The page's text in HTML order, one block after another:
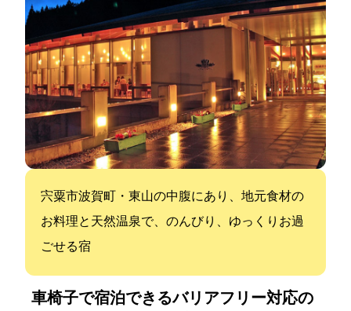
宍粟市波賀町・東山の中腹にあり、地元食材の
お料理と天然温泉で、のんびり、ゆっくりお過
ごせる宿
車椅子で宿泊できるバリアフリー対応の